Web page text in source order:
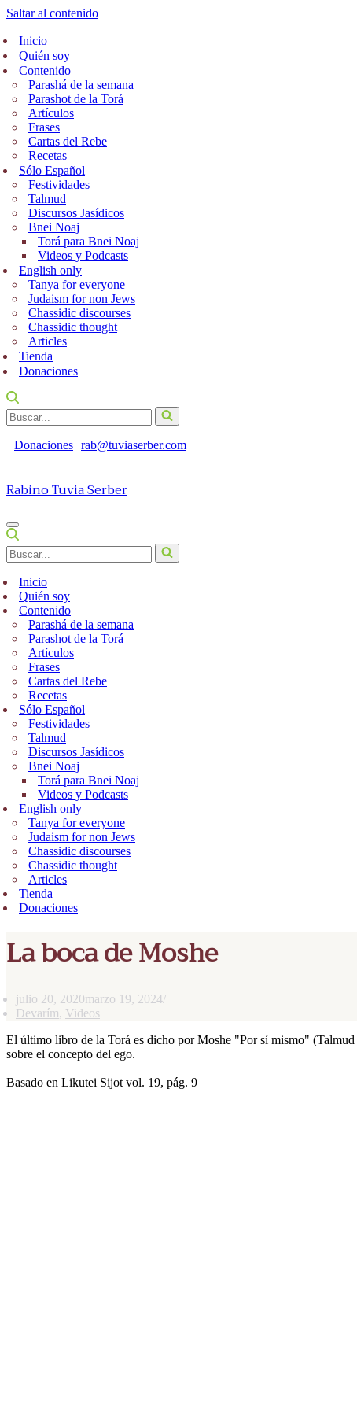
Saltar al contenido
Inicio
Quién soy
Contenido
Parashá de la semana
Parashot de la Torá
Artículos
Frases
Cartas del Rebe
Recetas
Sólo Español
Festividades
Talmud
Discursos Jasídicos
Bnei Noaj
Torá para Bnei Noaj
Videos y Podcasts
English only
Tanya for everyone
Judaism for non Jews
Chassidic discourses
Chassidic thought
Articles
Tienda
Donaciones
Buscar...
Donaciones rab@tuviaserber.com
Rabino Tuvia Serber
Menú
de
navegación
Buscar...
Inicio
Quién soy
Contenido
Parashá de la semana
Parashot de la Torá
Artículos
Frases
Cartas del Rebe
Recetas
Sólo Español
Festividades
Talmud
Discursos Jasídicos
Bnei Noaj
Torá para Bnei Noaj
Videos y Podcasts
English only
Tanya for everyone
Judaism for non Jews
Chassidic discourses
Chassidic thought
Articles
Tienda
Donaciones
La boca de Moshe
julio 20, 2020marzo 19, 2024
Devarím, Videos
El último libro de la Torá es dicho por Moshe "Por sí mismo"
sobre el concepto del ego.
Basado en Likutei Sijot vol. 19, pág. 9